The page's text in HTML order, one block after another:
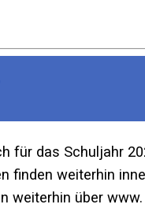
für das Schuljahr
finden weiterhin
weiterhin über